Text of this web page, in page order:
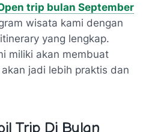
trip bulan September
wisata kami dengan
yang lengkap.
miliki akan membuat
jadi lebih praktis dan
Trip Di Bulan